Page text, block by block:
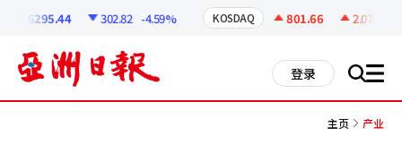
6295.44 302.82 -4.59% KOSDAQ 801.66 2.07
登录 搜 all
主页 产业